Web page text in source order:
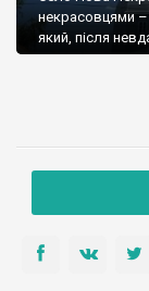
некрасовцями
який, після
заключив